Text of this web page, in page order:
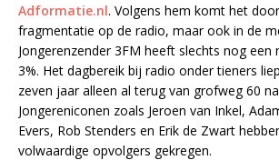
Adformatie.nl. Volgens hem komt het
fragmentatie op de radio, maar ook in de
Jongerenzender 3FM heeft slechts nog een
3%. Het dagbereik bij radio onder tieners
zeven jaar alleen al terug van grofweg 60
Jongereniconen zoals Jeroen van Inkel,
Evers, Rob Stenders en Erik de Zwart
volwaardige opvolgers gekregen.